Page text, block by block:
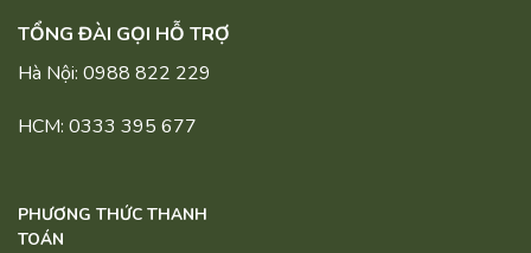
TỔNG ĐÀI GỌI HỖ TRỢ
Hà Nội: 0988 822 229
HCM: 0333 395 677
PHƯƠNG THỨC THANH
TOÁN